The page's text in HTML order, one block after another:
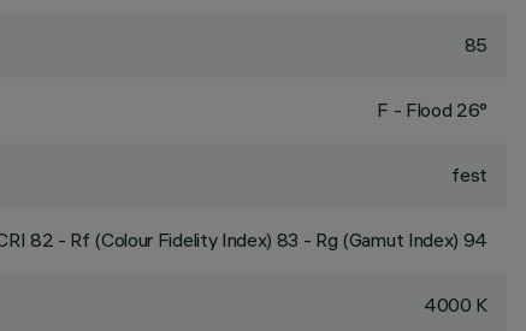
85
F - Flood 26°
fest
82 - Rf (Colour Fidelity Index) 83 - Rg (Gamut Index) 94
4000 K